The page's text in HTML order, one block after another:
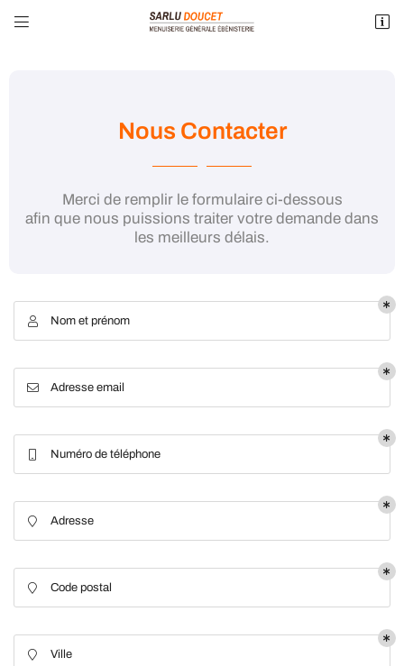
 
3 Route de la Marolle – ZA Les Maudhuites
 Recopier le code ci-contre
Nous Contacter
Merci de remplir le formulaire ci-dessous
afin que nous puissions traiter votre demande dans
les meilleurs délais.
 Nom et prénom
 Adresse email
Numéro de téléphone
 Adresse
 Code postal
 Ville